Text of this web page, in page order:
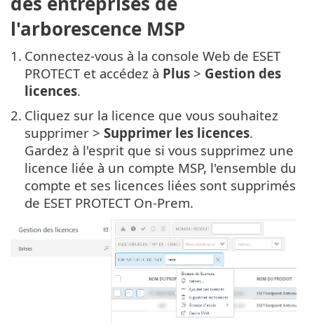
l'arborescence MSP
1. Connectez-vous à la console Web de ESET
PROTECT et accédez à Plus > Gestion des
licences.
2. Cliquez sur la licence que vous souhaitez
supprimer > Supprimer les licences.
Gardez à l'esprit que si vous supprimez une
licence liée à un compte MSP, l'ensemble du
compte et ses licences liées sont supprimés
de ESET PROTECT On-Prem.